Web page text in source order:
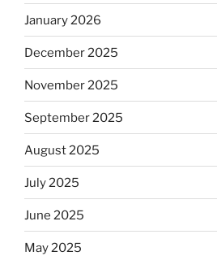
January 2026
December 2025
November 2025
September 2025
August 2025
July 2025
June 2025
May 2025